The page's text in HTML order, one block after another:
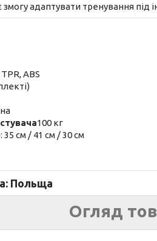
змогу адаптувати тренування під
ABS
100 кг
: 35 см / 41 см / 30 см
Польща
Огляд